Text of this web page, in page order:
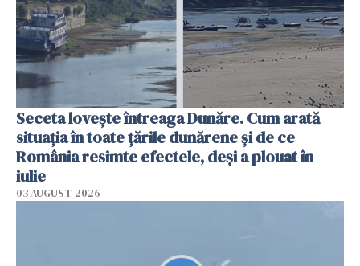
Seceta lovește întreaga Dunăre. Cum arată
situația în toate țările dunărene și de ce
România resimte efectele, deși a plouat în
iulie
03 AUGUST 2026